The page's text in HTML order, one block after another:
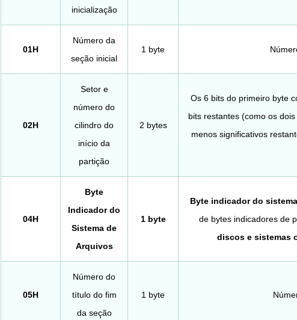
inicialização
01H
Número da
seção inicial
1 byte
02H
Setor e
número do
cilindro do
início da
partição
2 bytes
Os 6 bits do primeiro byte
bits restantes (como os
menos significativos
04H
Byte
Indicador do
Sistema de
Arquivos
1 byte
Byte indicador do
de bytes indicadores de
discos e sistemas
05H
Número do
título do fim
da seção
1 byte